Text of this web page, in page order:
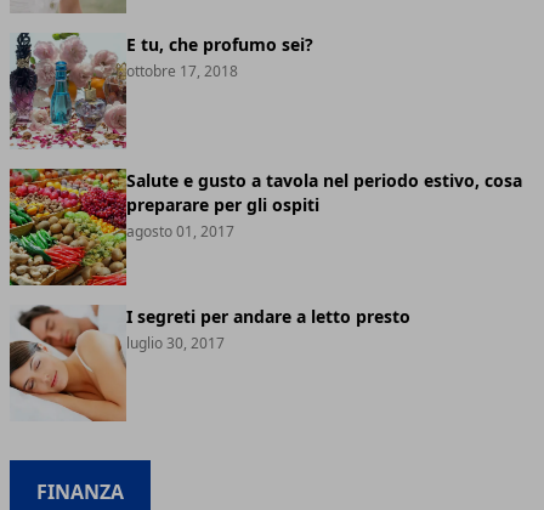
E tu, che profumo sei?
ottobre 17, 2018
Salute e gusto a tavola nel periodo estivo, cosa
preparare per gli ospiti
agosto 01, 2017
I segreti per andare a letto presto
luglio 30, 2017
FINANZA